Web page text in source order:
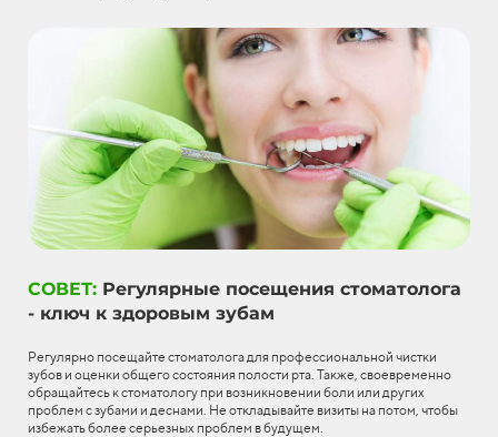
СОВЕТ: Регулярные посещения стоматолога
- ключ к здоровым зубам
Регулярно посещайте стоматолога для профессиональной чистки
зубов и оценки общего состояния полости рта. Также, своевременно
обращайтесь к стоматологу при возникновении боли или других
проблем с зубами и деснами. Не откладывайте визиты на потом, чтобы
избежать более серьезных проблем в будущем.